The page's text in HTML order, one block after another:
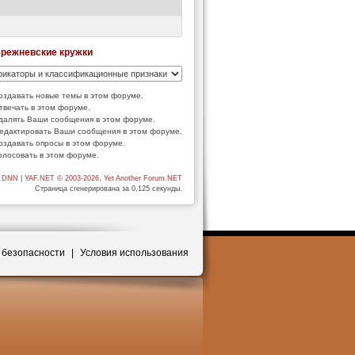
кружки
новые темы в этом форуме.
в этом форуме.
Ваши сообщения в этом форуме.
Ваши сообщения в этом форуме.
опросы в этом форуме.
в этом форуме.
YAF.NET © 2003-2026, Yet Another Forum.NET
Страница сгенерирована за 0,125 секунды.
Условия использования